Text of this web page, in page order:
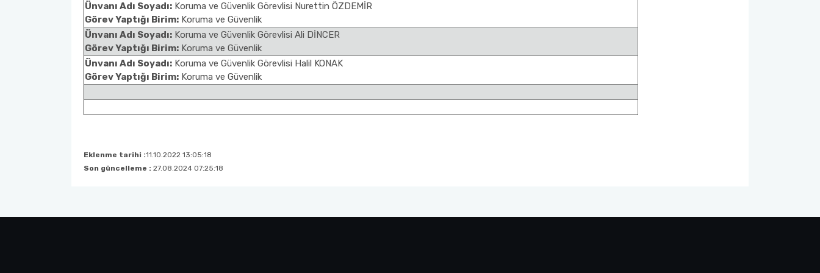
Ünvanı Adı Soyadı: Koruma ve Güvenlik Görevlisi Nurettin ÖZDEMİR
Görev Yaptığı Birim: Koruma ve Güvenlik
Ünvanı Adı Soyadı: Koruma ve Güvenlik Görevlisi Ali DİNCER
Görev Yaptığı Birim: Koruma ve Güvenlik
Ünvanı Adı Soyadı: Koruma ve Güvenlik Görevlisi Halil KONAK
Görev Yaptığı Birim: Koruma ve Güvenlik
Eklenme tarihi :11.10.2022 13:05:18
Son güncelleme : 27.08.2024 07:25:18